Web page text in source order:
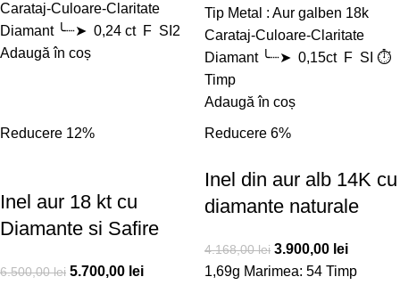
Carataj-Culoare-Claritate
Diamant ╰┈➤ 0,24 ct F SI2
Adaugă în coș
Tip Metal : Aur galben 18k
Carataj-Culoare-Claritate
Diamant ╰┈➤ 0,15ct F SI ⏱️
Timp
Adaugă în coș
Reducere 12%
Inel aur 18 kt cu
Diamante si Safire
6.500,00lei 5.700,00 lei
Reducere 6%
Inel din aur alb 14K cu
diamante naturale
4.168,00lei 3.900,00 lei
1,69g Marimea: 54 Timp